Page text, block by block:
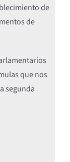
de
de
que nos
segunda